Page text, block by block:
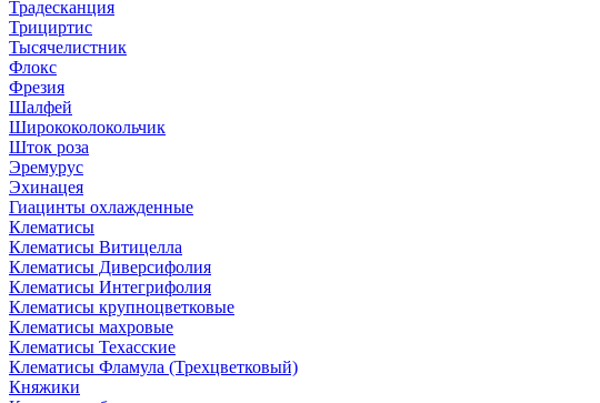
Традесканция
Трициртис
Тысячелистник
Флокс
Фрезия
Шалфей
Ширококолокольчик
Шток роза
Эремурус
Эхинацея
Гиацинты охлажденные
Клематисы
Клематисы Витицелла
Клематисы Диверсифолия
Клематисы Интегрифолия
Клематисы крупноцветковые
Клематисы махровые
Клематисы Техасские
Клематисы Фламула (Трехцветковый)
Княжики